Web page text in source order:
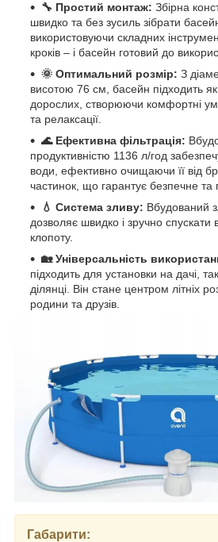
🔧 Простий монтаж: Збірна
швидко та без зусиль зібрати
використовуючи складних
кроків – і басейн готовий до
🌞 Оптимальний розмір: З
висотою 76 см, басейн підходить як
дорослих, створюючи комфортні
та релаксації.
🌊 Ефективна фільтрація:
продуктивністю 1136 л/год
води, ефективно очищаючи її від
частинок, що гарантує безпечне та
💧 Система зливу: Вбудований
дозволяє швидко і зручно спускати
клопоту.
🏡 Універсальність
підходить для установки на дачі,
ділянці. Він стане центром літніх
родини та друзів.
Габарити: